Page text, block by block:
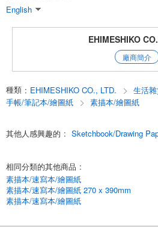
English
EHIMESHIKO
廠商簡介
種類 : EHIMESHIKO CO., LTD. 生活
手帳/筆記本/繪圖紙
素描本/繪圖紙
其他人感興趣的 : Sketchbook/Drawing
相同分類的其他商品 :
素描本/速寫本/繪圖紙
素描本/速寫本/繪圖紙 270 x 390mm
素描本/速寫本/繪圖紙